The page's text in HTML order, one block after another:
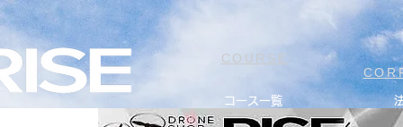
COURSE
コース一覧